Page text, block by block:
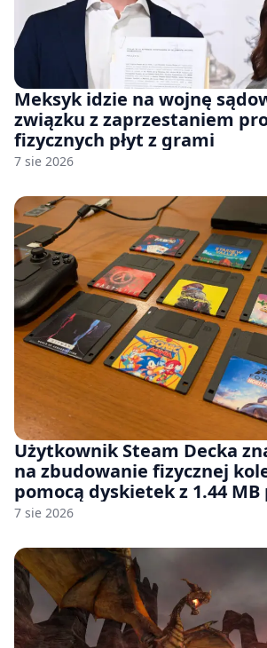
Meksyk idzie na wojnę
związku z zaprzestaniem
fizycznych płyt z grami
7 sie 2026
Użytkownik Steam Decka
na zbudowanie fizycznej
pomocą dyskietek z 1.44
7 sie 2026